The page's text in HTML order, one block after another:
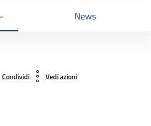
News
Condividi Vedi azioni